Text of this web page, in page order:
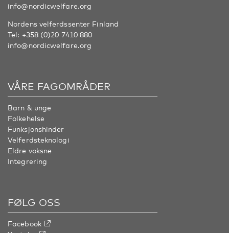
info@nordicwelfare.org
Nordens velferdssenter Finland
Tel: +358 (0)20 7410 880
info@nordicwelfare.org
VÅRE FAGOMRÅDER
Barn & unge
Folkehelse
Funksjonshinder
Velferdsteknologi
Eldre voksne
Integrering
FØLG OSS
Facebook